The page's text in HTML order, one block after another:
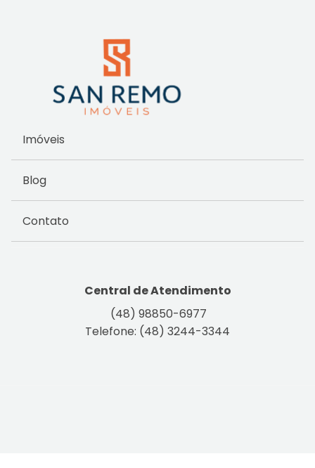
Imóveis
Blog
Contato
Central de Atendimento
(48) 98850-6977
Telefone: (48) 3244-3344